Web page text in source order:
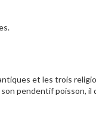
et les trois
pendentif poisson, il